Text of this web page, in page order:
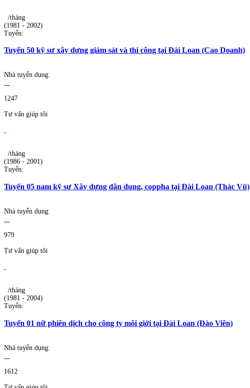
/tháng
(1981 - 2002)
Tuyển:
Tuyển 50 kỹ sư xây dựng giám sát và thi công tại Đài Loan (Cao Doanh)
Nhà tuyển dụng:
1247
Tư vấn giúp tôi
/tháng
(1986 - 2001)
Tuyển:
Tuyển 05 nam kỹ sư Xây dựng dân dụng, coppha tại Đài Loan (Thác Vũ)
Nhà tuyển dụng:
979
Tư vấn giúp tôi
/tháng
(1981 - 2004)
Tuyển:
Tuyển 01 nữ phiên dịch cho công ty môi giới tại Đài Loan (Đào Viên)
Nhà tuyển dụng:
1612